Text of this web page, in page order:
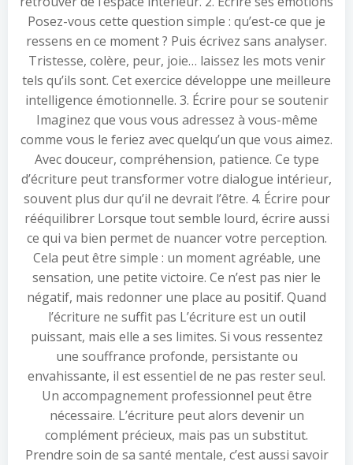
Posez-vous cette question simple : qu’est-ce que je
ressens en ce moment ? Puis écrivez sans analyser.
Tristesse, colère, peur, joie… laissez les mots venir
tels qu’ils sont. Cet exercice développe une meilleure
intelligence émotionnelle. 3. Écrire pour se soutenir
Imaginez que vous vous adressez à vous-même
comme vous le feriez avec quelqu’un que vous aimez.
Avec douceur, compréhension, patience. Ce type
d’écriture peut transformer votre dialogue intérieur,
souvent plus dur qu’il ne devrait l’être. 4. Écrire pour
rééquilibrer Lorsque tout semble lourd, écrire aussi
ce qui va bien permet de nuancer votre perception.
Cela peut être simple : un moment agréable, une
sensation, une petite victoire. Ce n’est pas nier le
négatif, mais redonner une place au positif. Quand
l’écriture ne suffit pas L’écriture est un outil
puissant, mais elle a ses limites. Si vous ressentez
une souffrance profonde, persistante ou
envahissante, il est essentiel de ne pas rester seul.
Un accompagnement professionnel peut être
nécessaire. L’écriture peut alors devenir un
complément précieux, mais pas un substitut.
Prendre soin de sa santé mentale, c’est aussi savoir